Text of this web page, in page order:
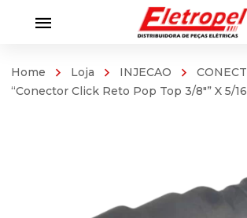
Home Loja INJECAO
“Conector Click Reto Pop Top 3/8″” X 5/